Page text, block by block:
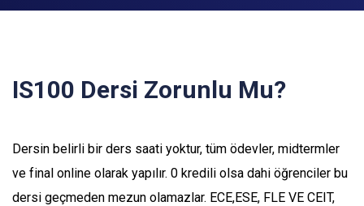
IS100 Dersi Zorunlu Mu?
Dersin belirli bir ders saati yoktur, tüm ödevler, midtermler
ve final online olarak yapılır. 0 kredili olsa dahi öğrenciler bu
dersi geçmeden mezun olamazlar. ECE,ESE, FLE VE CEIT,